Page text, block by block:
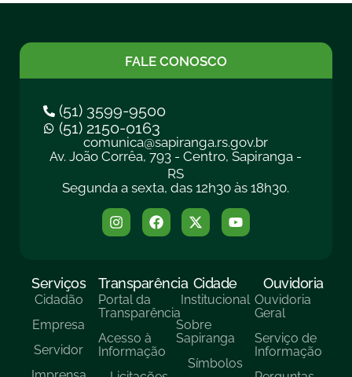
FALE CONOSCO
(51) 3599-9500
(51) 2150-0163
comunica@sapiranga.rs.gov.br
Av. João Corrêa, 793 - Centro, Sapiranga -
RS
Segunda a sexta, das 12h30 às 18h30.
Serviços
Cidadão
Empresa
Servidor
Transparência
Portal da
Transparência
Acesso à
Informação
Cidade
Institucional
Sobre
Sapiranga
Símbolos
Ouvidoria
Ouvidoria
Geral
Serviço de
Informação